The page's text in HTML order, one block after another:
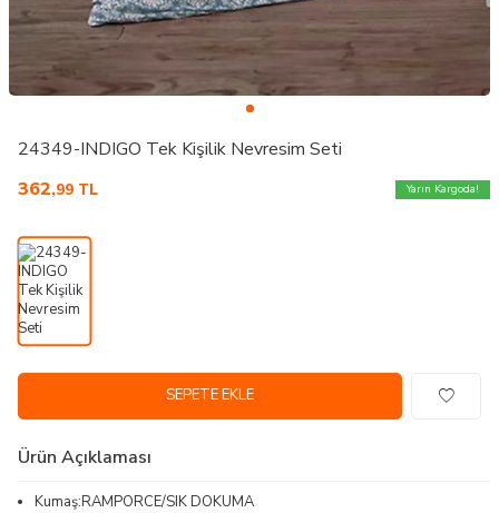
24349-INDIGO Tek Kişilik Nevresim Seti
362,99 TL Yarın Kargoda!
SEPETE EKLE
Ürün Açıklaması
Kumaş:RAMPORCE/SIK DOKUMA